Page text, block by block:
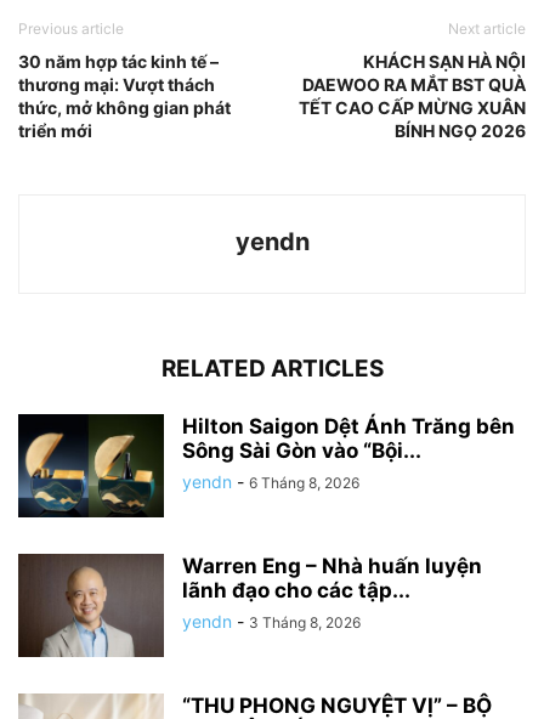
Previous article
30 năm hợp tác kinh tế –
thương mại: Vượt thách
thức, mở không gian phát
triển mới
Next article
KHÁCH SẠN HÀ NỘI
DAEWOO RA MẮT BST QUÀ
TẾT CAO CẤP MỪNG XUÂN
BÍNH NGỌ 2026
yendn
RELATED ARTICLES
Hilton Saigon Dệt Ánh Trăng bên
Sông Sài Gòn vào “Bội...
yendn - 6 Tháng 8, 2026
Warren Eng – Nhà huấn luyện
lãnh đạo cho các tập...
yendn - 3 Tháng 8, 2026
“THU PHONG NGUYỆT VỊ” – BỘ